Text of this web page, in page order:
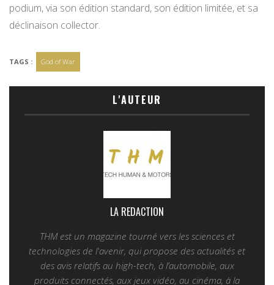
podium, via son édition standard, son édition limitée, et sa
déclinaison collector.
TAGS : God of War
L'AUTEUR
LA REDACTION
THM est un magazine tourné vers les sciences et
technologies de l'avenir, qui propose des actualités et
des avis relatifs au high-tech, à l’automobile, aux
produits connectés, aux jeux vidéo, au cinéma, à la